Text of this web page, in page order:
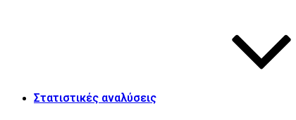
Στατιστικές αναλύσεις